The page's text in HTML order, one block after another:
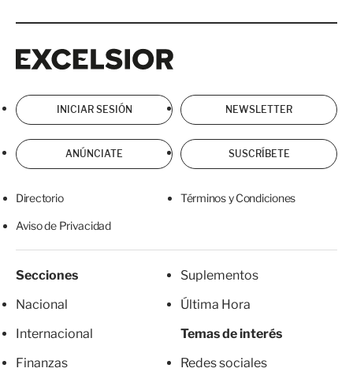
INICIAR SESIÓN NEWSLETTER
ANÚNCIATE SUSCRÍBETE
Directorio Términos y Condiciones
Aviso de Privacidad
Secciones
Nacional
Internacional
Finanzas
Suplementos
Última Hora
Temas de interés
Redes sociales